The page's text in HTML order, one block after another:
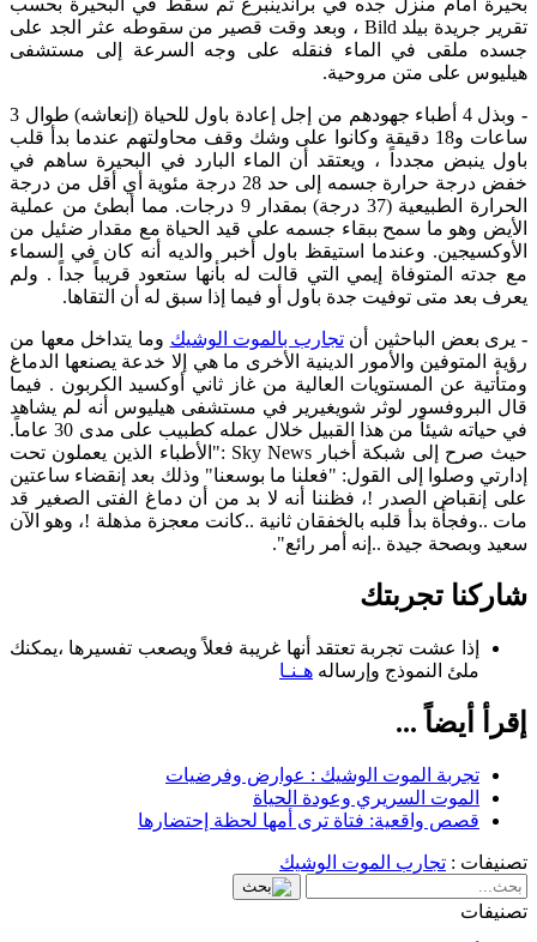
بحيرة أمام منزل جده في براندينبرغ ثم سقط في البحيرة بحسب
تقرير جريدة بيلد Bild ، وبعد وقت قصير من سقوطه عثر الجد على
جسده ملقى في الماء فنقله على وجه السرعة إلى مستشفى
هيليوس على متن مروحية.
-
وبذل 4 أطباء جهودهم من إجل إعادة باول للحياة (إنعاشه) طوال 3
ساعات و18 دقيقة وكانوا على وشك وقف محاولتهم عندما بدأ قلب
باول ينبض مجدداً ، ويعتقد أن الماء البارد في البحيرة ساهم في
خفض درجة حرارة جسمه إلى حد 28 درجة مئوية أي أقل من درجة
الحرارة الطبيعية (37 درجة) بمقدار 9 درجات. مما أبطئ من عملية
الأيض وهو ما سمح ببقاء جسمه على قيد الحياة مع مقدار ضئيل من
الأوكسيجين. وعندما استيقظ باول أخبر والديه أنه كان في السماء
مع جدته المتوفاة إيمي التي قالت له بأنها ستعود قريباً جداً . ولم
يعرف بعد متى توفيت جدة باول أو فيما إذا سبق له أن التقاها.
-يرى بعض الباحثين أنتجارب بالموت الوشيك وما يتداخل معها من
رؤية المتوفين والأمور الدينية الأخرى ما هي إلا خدعة يصنعها الدماغ
ومتأتية عن المستويات العالية من غاز ثاني أوكسيد الكربون . فيما
قال البروفسور لوثر شويغيرير في مستشفى هيليوس أنه لم يشاهد
في حياته شيئاً من هذا القبيل خلال عمله كطبيب على مدى 30 عاماً.
حيث صرح إلى شبكة أخبار Sky News :"الأطباء الذين يعملون تحت
إدارتي وصلوا إلى القول: "فعلنا ما بوسعنا" وذلك بعد إنقضاء ساعتين
على إنقباض الصدر !، فظننا أنه لا بد من أن دماغ الفتى الصغير قد
مات ..وفجأة بدأ قلبه بالخفقان ثانية ..كانت معجزة مذهلة !، وهو الآن
سعيد وبصحة جيدة ..إنه أمر رائع".
شاركنا تجربتك
إذا عشت تجربة تعتقد أنها غريبة فعلاً ويصعب تفسيرها ،يمكنك
ملئ النموذج وإرساله هـنـا
إقرأ أيضاً ...
تجربة الموت الوشيك : عوارض وفرضيات
الموت السريري وعودة الحياة
قصص واقعية: فتاة ترى أمها لحظة إحتضارها
تصنيفات : تجارب الموت الوشيك
تصنيفات